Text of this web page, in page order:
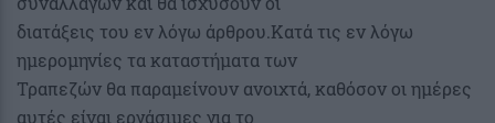
διατάξεις του εν λόγω άρθρου.Κατά τις εν λόγω
ημερομηνίες τα καταστήματα των
Τραπεζών θα παραμείνουν ανοιχτά, καθόσον οι ημέρες
αυτές είναι εργάσιμες για το